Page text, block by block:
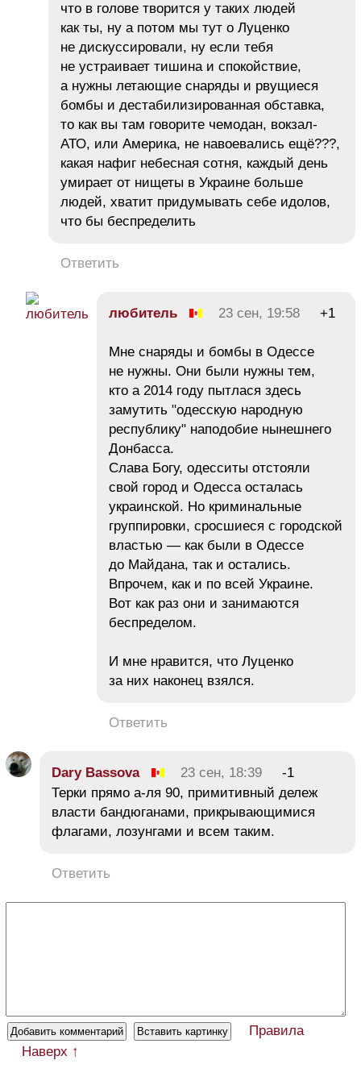
что в голове творится у таких людей
как ты, ну а потом мы тут о Луценко
не дискуссировали, ну если тебя
не устраивает тишина и спокойствие,
а нужны летающие снаряды и рвущиеся
бомбы и дестабилизированная обставка,
то как вы там говорите чемодан, вокзал-
АТО, или Америка, не навоевались ещё???,
какая нафиг небесная сотня, каждый день
умирает от нищеты в Украине больше
людей, хватит придумывать себе идолов,
что бы беспределить
Ответить
любитель 23 сен, 19:58 +1
Мне снаряды и бомбы в Одессе
не нужны. Они были нужны тем,
кто а 2014 году пытлася здесь
замутить "одесскую народную
республику" наподобие нынешнего
Донбасса.
Слава Богу, одесситы отстояли
свой город и Одесса осталась
украинской. Но криминальные
группировки, сросшиеся с городской
властью — как были в Одессе
до Майдана, так и остались.
Впрочем, как и по всей Украине.
Вот как раз они и занимаются
беспределом.
И мне нравится, что Луценко
за них наконец взялся.
Ответить
Dary Bassova 23 сен, 18:39
-1
Терки прямо а-ля 90, примитивный дележ
власти бандюганами, прикрывающимися
флагами, лозунгами и всем таким.
Ответить
Правила
Наверх ↑